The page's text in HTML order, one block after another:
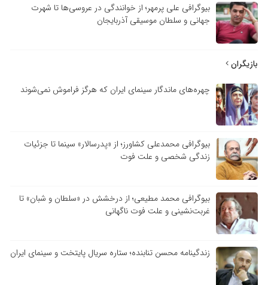
بیوگرافی علی پرمهر؛ از خوانندگی در عروسی‌ها تا شهرت
جهانی و سلطان موسیقی آذربایجان
بازیگران
چهره‌های ماندگار سینمای ایران که هرگز فراموش نمی‌شوند
بیوگرافی محمدعلی کشاورز؛ از «پدرسالار» سینما تا جزئیات
زندگی شخصی و علت فوت
بیوگرافی محمد مطیعی؛ از درخشش در «سلطان و شبان» تا
غربت‌نشینی و علت فوت ناگهانی
زندگینامه محسن تنابنده؛ ستاره سریال پایتخت و سینمای ایران